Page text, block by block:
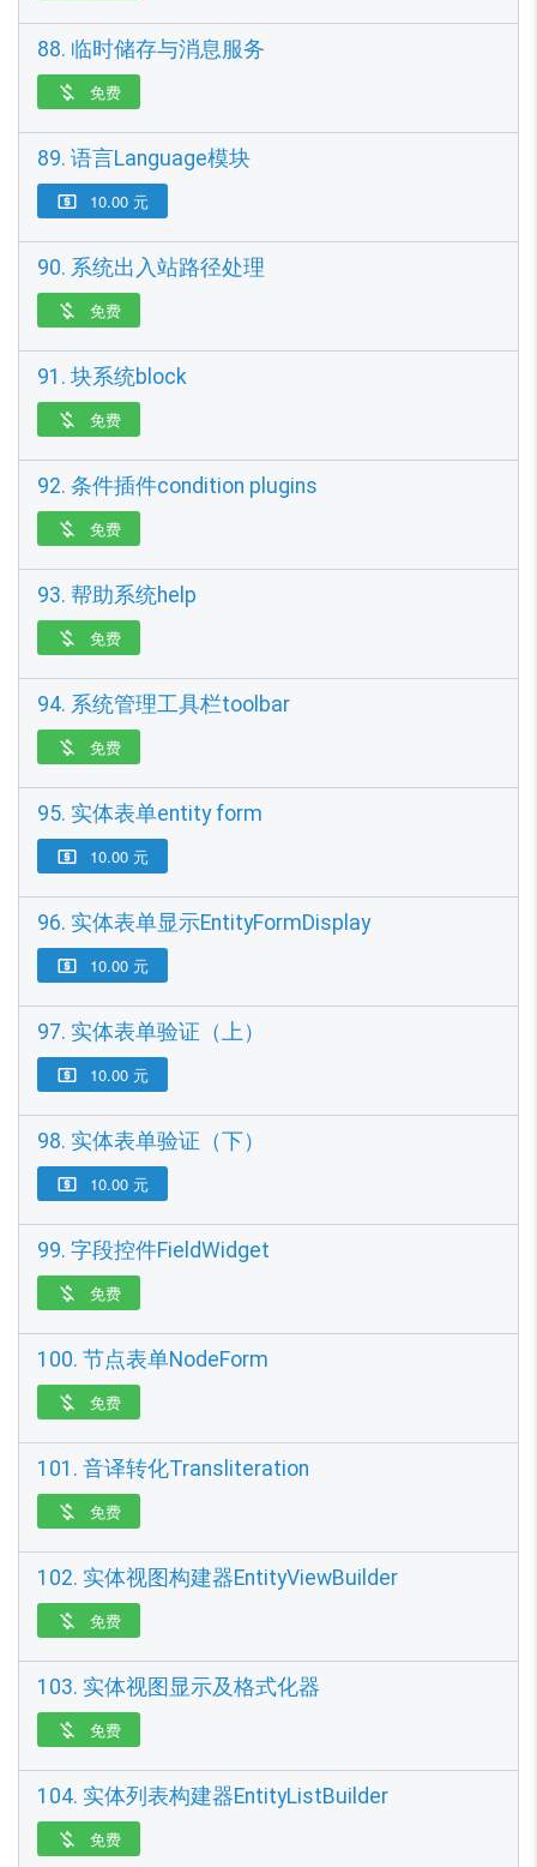
88. 临时储存与消息服务
 免费
89. 语言Language模块
 10.00 元
90. 系统出入站路径处理
 免费
91. 块系统block
 免费
92. 条件插件condition plugins
 免费
93. 帮助系统help
 免费
94. 系统管理工具栏toolbar
 免费
95. 实体表单entity form
 10.00 元
96. 实体表单显示EntityFormDisplay
 10.00 元
97. 实体表单验证（上）
 10.00 元
98. 实体表单验证（下）
 10.00 元
99. 字段控件FieldWidget
 免费
100. 节点表单NodeForm
 免费
101. 音译转化Transliteration
 免费
102. 实体视图构建器EntityViewBuilder
 免费
103. 实体视图显示及格式化器
 免费
104. 实体列表构建器EntityListBuilder
 免费